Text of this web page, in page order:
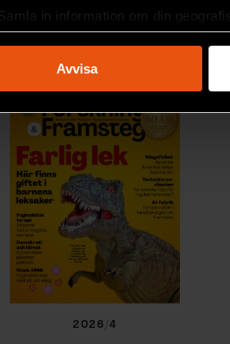
Samla in information om din
din enhet genom att
på mer om hur dina personliga
enhetsidentifierare för att
medier och analysera vår trafik. Vi
medier och annons- och
information som du har
Avvisa
2026/4